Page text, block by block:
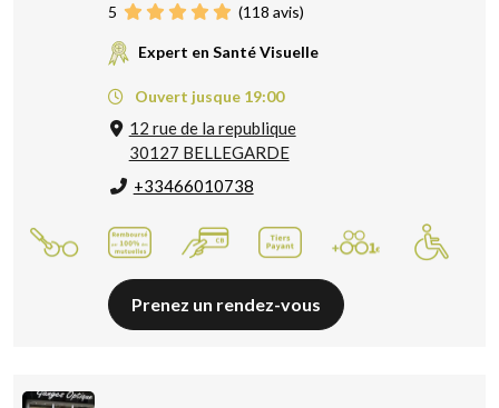
5 (118 avis)
Expert en Santé Visuelle
Ouvert jusque 19:00
12 rue de la republique
30127 BELLEGARDE
+33466010738
Prenez un rendez-vous